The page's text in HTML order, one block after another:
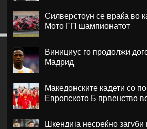
Силверстоун се враќа во
Мото ГП шампионатот
Винициус го продолжи
Мадрид
Македонските кадети со
Европското Б првенство
Шкендија несреќно